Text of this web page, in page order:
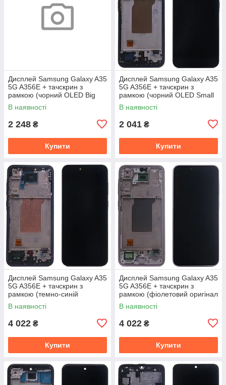
Дисплей Samsung Galaxy A35
5G A356E + тачскрин з
рамкою (чорний OLED Big
Glass)
В наявності
2 248 ₴
Купити
Дисплей Samsung Galaxy A35
5G A356E + тачскрин з
рамкою (чорний OLED Small
Glass)
В наявності
2 041 ₴
Купити
Дисплей Samsung Galaxy A35
5G A356E + тачскрин з
рамкою (темно-синій
оригінал OEM SP)
В наявності
4 022 ₴
Купити
Дисплей Samsung Galaxy A35
5G A356E + тачскрин з
рамкою (фіолетовий оригінал
OEM SP)
В наявності
4 022 ₴
Купити